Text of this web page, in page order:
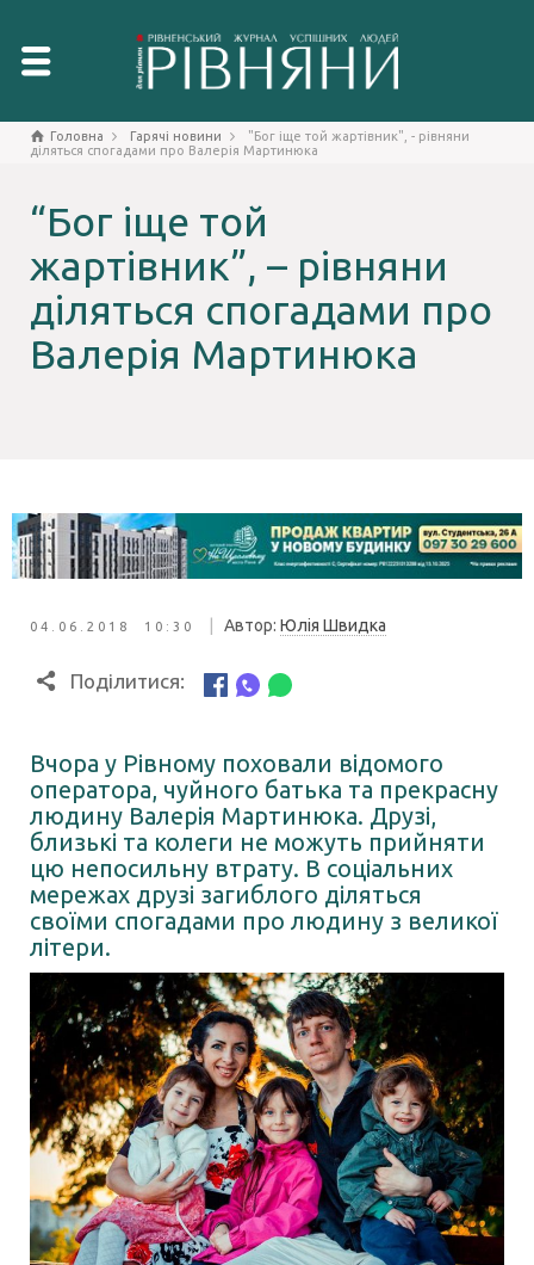
Головна Гарячі новини
"Бог іще той жартівник", - рівняни
діляться спогадами про Валерія Мартинюка
“Бог іще той
жартівник”, – рівняни
діляться спогадами про
Валерія Мартинюка
04.06.2018 10:30 Автор: Юлія Швидка
Поділитися:
Вчора у Рівному поховали відомого
оператора, чуйного батька та прекрасну
людину Валерія Мартинюка. Друзі,
близькі та колеги не можуть прийняти
цю непосильну втрату. В соціальних
мережах друзі загиблого діляться
своїми спогадами про людину з великої
літери.